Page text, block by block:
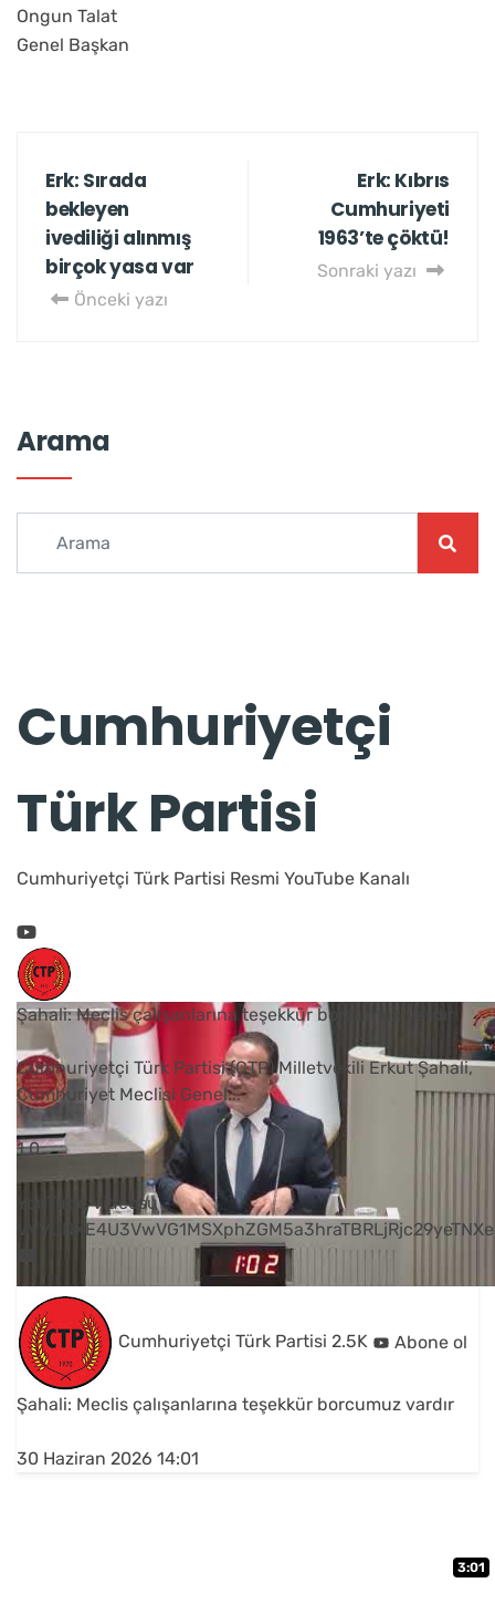
Ongun Talat
Genel Başkan
Erk: Sırada
bekleyen
ivediliği alınmış
birçok yasa var
Önceki yazı
Erk: Kıbrıs
Cumhuriyeti
1963’te çöktü!
Sonraki yazı
Arama
Cumhuriyetçi
Türk Partisi
Cumhuriyetçi Türk Partisi Resmi YouTube Kanalı
3:01
Şahali: Meclis çalışanlarına teşekkür borcumuz vardır
Cumhuriyetçi Türk Partisi (CTP) Milletvekili Erkut Şahali,
Cumhuriyet Meclisi Genel...
1 0
YouTube Videosu
Cumhuriyetçi Türk Partisi 2.5K Abone ol
Şahali: Meclis çalışanlarına teşekkür borcumuz vardır
30 Haziran 2026 14:01